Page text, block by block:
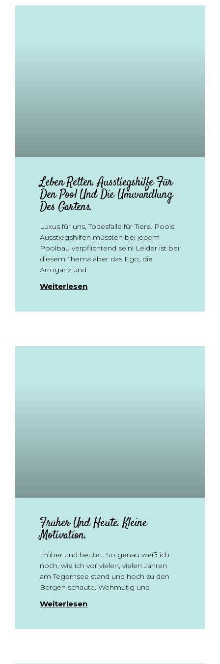
Leben Retten. Ausstiegshilfe Für
Den Pool Und Die Umwandlung
Des Gartens.
Luxus für uns, Todesfalle für Tiere. Pools.
Ausstiegshilfen müssten bei jedem
Poolbau verpflichtend sein! Leider ist bei
diesem Thema aber das Ego, die
Arroganz und
Weiterlesen
Früher Und Heute. Kleine
Motivation.
Früher und heute… So genau weiß ich
noch, wie ich vor vielen, vielen Jahren
am Tegernsee stand und hoch zu den
Bergen schaute. Wehmütig und
Weiterlesen